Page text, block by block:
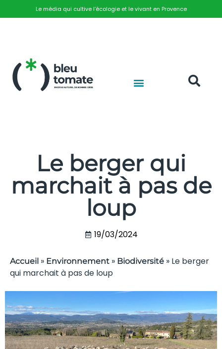
Le média qui cultive l’écologie et le vivant en Provence
Le berger qui
marchait à pas de
loup
19/03/2024
Accueil » Environnement » Biodiversité » Le berger
qui marchait à pas de loup